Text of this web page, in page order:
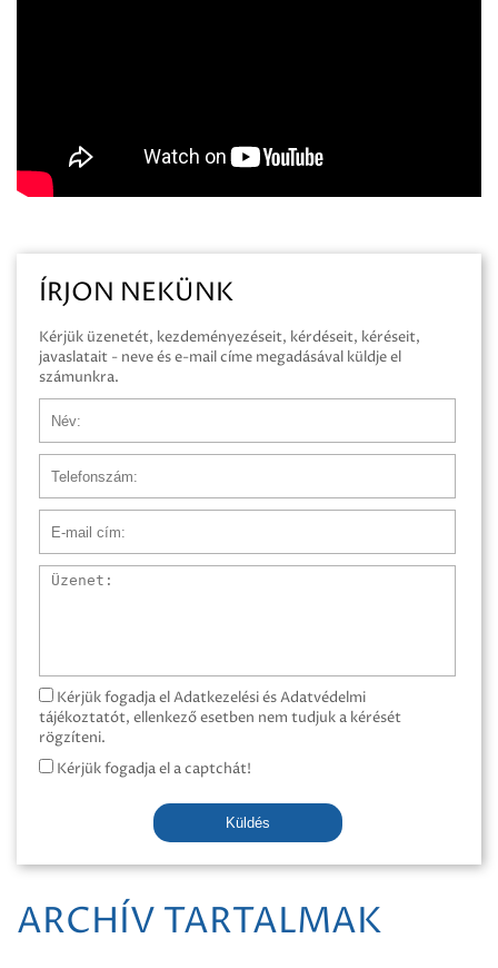
ÍRJON NEKÜNK
Kérjük üzenetét, kezdeményezéseit, kérdéseit, kéréseit,
javaslatait - neve és e-mail címe megadásával küldje el
számunkra.
Üzenet
Kérjük fogadja el Adatkezelési és Adatvédelmi
tájékoztatót, ellenkező esetben nem tudjuk a kérését
rögzíteni.
Kérjük fogadja el a captchát!
Küldés
ARCHÍV TARTALMAK